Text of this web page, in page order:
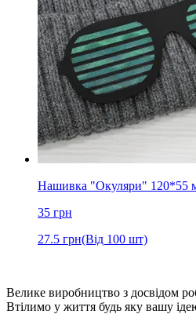
Нашивка "Окуляри" 120*55
35 грн
27.5 грн(Від 100 шт)
Велике виробництво з досвідом
Втілимо у життя будь яку вашу